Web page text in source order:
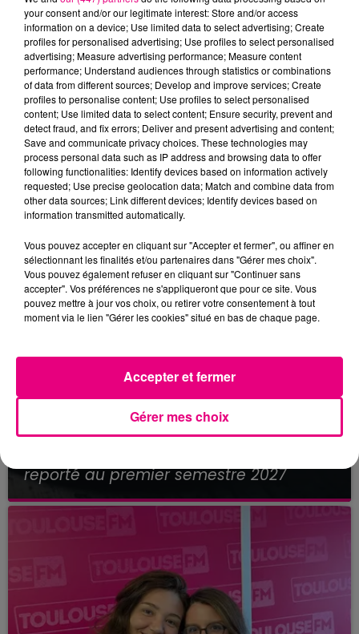
22 juillet 2026
Toulouse : circulation perturbée dans le
secteur François Verdier...
21 juillet 2026
reporté au premier semestre 2027
your consent and/or our legitimate interest: Store and/or access
information on a device; Use limited data to select advertising; Create
profiles for personalised advertising; Use profiles to select personalised
advertising; Measure advertising performance; Measure content
performance; Understand audiences through statistics or combinations
of data from different sources; Develop and improve services; Create
profiles to personalise content; Use profiles to select personalised
content; Use limited data to select content; Ensure security, prevent and
detect fraud, and fix errors; Deliver and present advertising and content;
Save and communicate privacy choices. These technologies may
process personal data such as IP address and browsing data to offer
following functionalities: Identify devices based on information actively
requested; Use precise geolocation data; Match and combine data from
other data sources; Link different devices; Identify devices based on
information transmitted automatically.
Vous pouvez accepter en cliquant sur "Accepter et fermer", ou affiner en
sélectionnant les finalités et/ou partenaires dans "Gérer mes choix".
Vous pouvez également refuser en cliquant sur "Continuer sans
accepter". Vos préférences ne s'appliqueront que pour ce site. Vous
pouvez mettre à jour vos choix, ou retirer votre consentement à tout
moment via le lien "Gérer les cookies" situé en bas de chaque page.
Gérer mes choix
Accepter et fermer